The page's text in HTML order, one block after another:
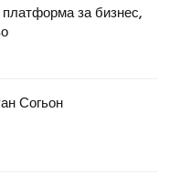
за бизнес,
Согьон